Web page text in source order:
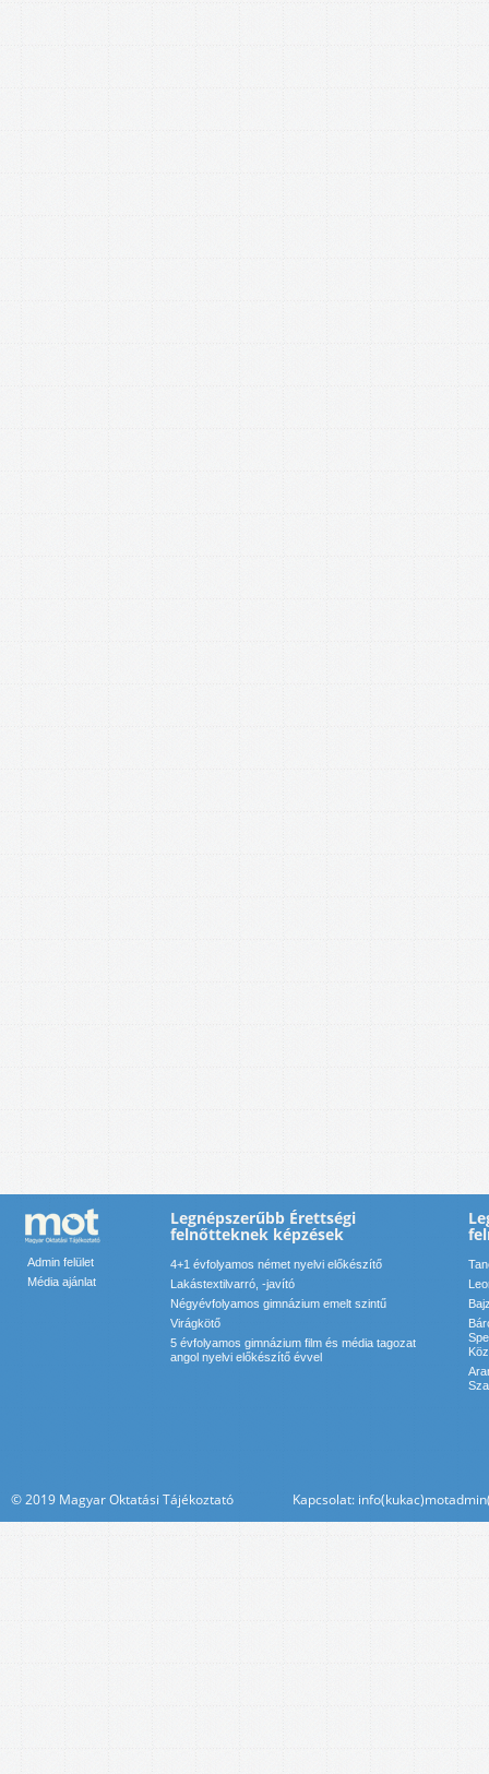
Admin felület
Média ajánlat
Legnépszerűbb Érettségi
felnőtteknek képzések
4+1 évfolyamos német nyelvi előkészítő
Lakástextilvarró, -javító
Négyévfolyamos gimnázium emelt szintű
Virágkötő
5 évfolyamos gimnázium film és média tagozat
angol nyelvi előkészítő évvel
© 2019 Magyar Oktatási Tájékoztató Kapcsolat: